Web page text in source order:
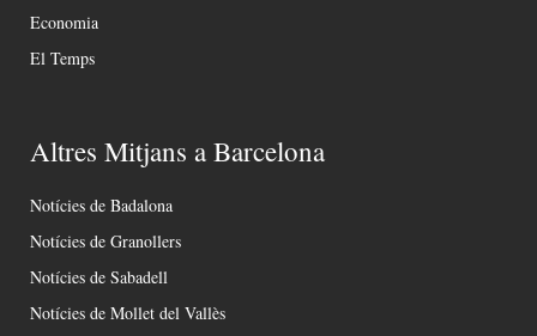
Economia
El Temps
Altres Mitjans a Barcelona
Notícies de Badalona
Notícies de Granollers
Notícies de Sabadell
Notícies de Mollet del Vallès